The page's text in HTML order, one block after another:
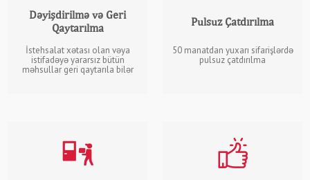
Dəyişdirilmə və Geri
Qaytarılma
İstehsalat xətası olan vəya
istifadəyə yararsız bütün
məhsullar geri qaytarıla bilər
Pulsuz Çatdırılma
50 manatdan yuxarı sifarişlərdə
pulsuz çatdırılma